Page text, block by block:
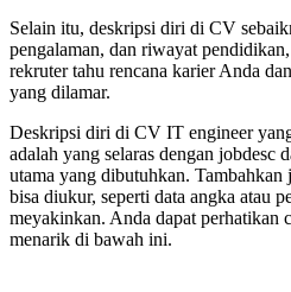
Selain itu, deskripsi diri di CV
pengalaman, dan riwayat
rekruter tahu rencana karier Anda
yang dilamar.
Deskripsi diri di CV IT engineer
adalah yang selaras dengan jobdesc
utama yang dibutuhkan. Tambahkan
bisa diukur, seperti data angka atau
meyakinkan. Anda dapat perhatikan
menarik di bawah ini.